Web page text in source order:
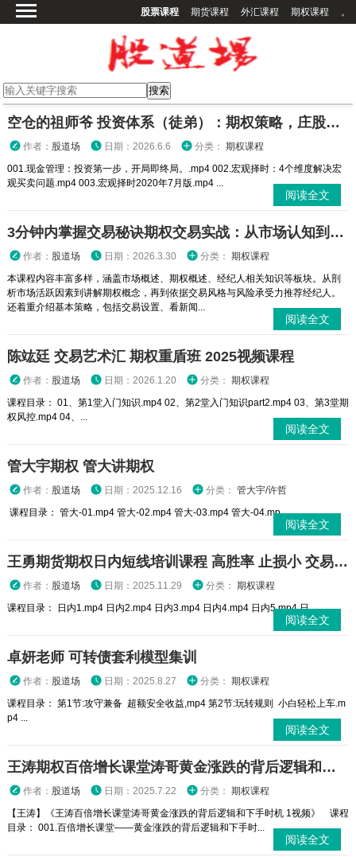
股票课程 期货课程 外汇课程 期权课程 。
期货课程
期权课程
外汇课程
高校课程
空仓的祖师爷 投资体系（徒弟）：期权策略，庄股策略
作者： 股道场 日期：2026.6.6 分类： 期权课程
001.现金管理：投资第一步，开局即终局。.mp4 002.宏观择时：4个维度解决宏
观买卖问题.mp4 003.宏观择时2020年7月版.mp4 ...
阅读全文
3分钟内掌握交易秘诀期权交易实战：从市场认知到策略执行全攻略
作者： 股道场 日期：2026.3.30 分类： 期权课程
本课程内容丰富多样，涵盖市场概述、期权概述、经纪人相关知识等板块。从剖
析市场活跃因素到讲解期权概念，再到依据交易风格与风险承受力推荐经纪人。
还着重介绍基本策略，包括交易设置、看新闻...
阅读全文
陈竑廷 交易艺术汇 期权重盾班 2025视频课程
作者： 股道场 日期：2026.1.20 分类： 期权课程
课程目录： 01、第1堂入门知识.mp4 02、第2堂入门知识part2.mp4 03、第3堂期
权风控.mp4 04、...
阅读全文
管大宇期权 管大讲期权
作者： 股道场 日期：2025.12.16 分类： 管大宇/许哲
课程目录： 管大-01.mp4 管大-02.mp4 管大-03.mp4 管大-04.mp...
阅读全文
王勇期货期权日内短线培训课程 高胜率 止损小 交易高手
作者： 股道场 日期：2025.11.29 分类： 期权课程
课程目录： 日内1.mp4 日内2.mp4 日内3.mp4 日内4.mp4 日内5.mp4 日...
阅读全文
卓妍老师 可转债套利模型集训
作者： 股道场 日期：2025.8.27 分类： 期权课程
课程目录： 第1节:攻守兼备 超额安全收益,mp4 第2节:玩转规则 小白轻松上车.m
p4 ...
阅读全文
王涛期权百倍增长课堂涛哥黄金涨跌的背后逻辑和下手时机 1视频
作者： 股道场 日期：2025.7.22 分类： 期权课程
【王涛】《王涛百倍增长课堂涛哥黄金涨跌的背后逻辑和下手时机 1视频》 课程
目录： 001.百倍增长课堂——黄金涨跌的背后逻辑和下手时...
阅读全文